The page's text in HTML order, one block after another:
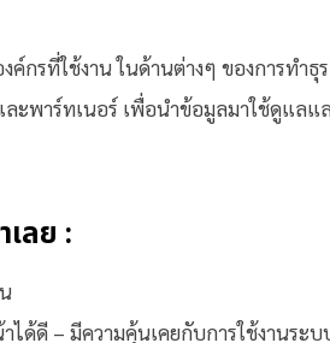
ค์กรที่ใช้งาน ในด้านต่างๆ ของการทำ
ะพาร์ทเนอร์ เพื่อนำข้อมูลมาใช้ดูแล
ลย :
ด้ดี – มีความคุ้นเคยกับการใช้งานระ